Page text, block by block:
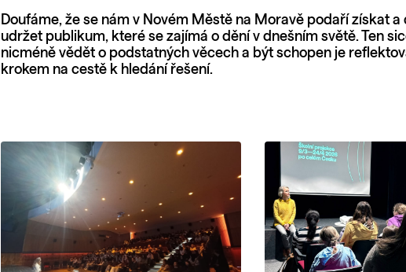
Doufáme, že se nám v Novém Městě na Moravě podaří získat a
udržet publikum, které se zajímá o dění v dnešním světě. Ten
nicméně vědět o podstatných věcech a být schopen je
krokem na cestě k hledání řešení.